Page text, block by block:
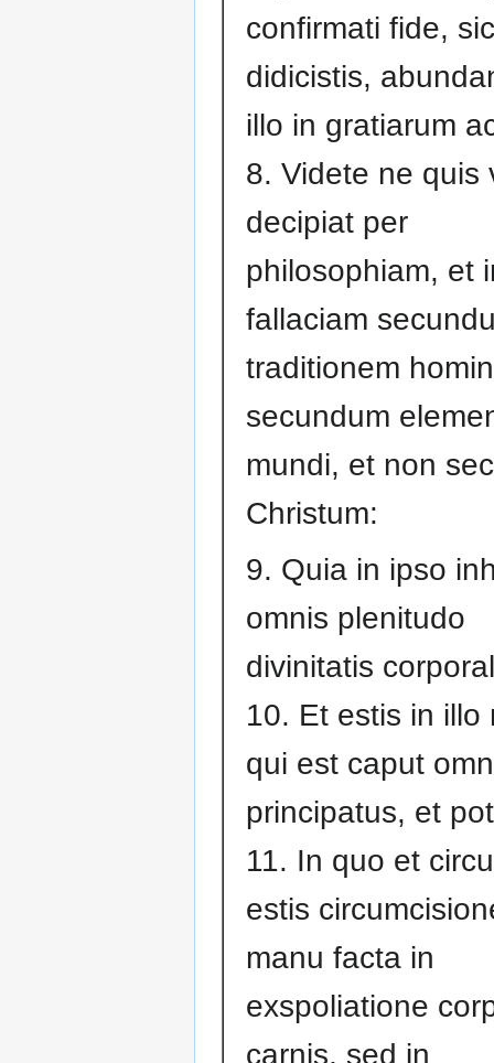
confirmati fide,
didicistis,
illo in gratiarum
8. Videte ne quis
decipiat per
philosophiam, et
fallaciam
traditionem
secundum
mundi, et non
Christum:
9. Quia in ipso
omnis plenitudo
divinitatis
10. Et estis in illo
qui est caput
principatus, et
11. In quo et
estis
manu facta in
exspoliatione
carnis, sed in